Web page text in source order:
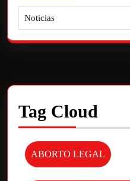
Tag Cloud
ABORTO LEGAL